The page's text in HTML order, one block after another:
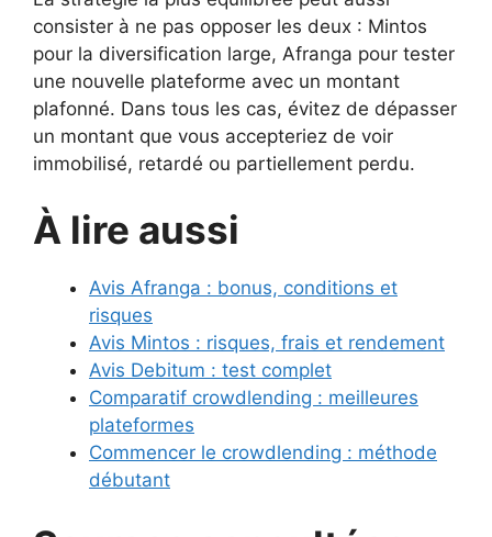
consister à ne pas opposer les deux : Mintos
pour la diversification large, Afranga pour tester
une nouvelle plateforme avec un montant
plafonné. Dans tous les cas, évitez de dépasser
un montant que vous accepteriez de voir
immobilisé, retardé ou partiellement perdu.
À lire aussi
Avis Afranga : bonus, conditions et
risques
Avis Mintos : risques, frais et rendement
Avis Debitum : test complet
Comparatif crowdlending : meilleures
plateformes
Commencer le crowdlending : méthode
débutant